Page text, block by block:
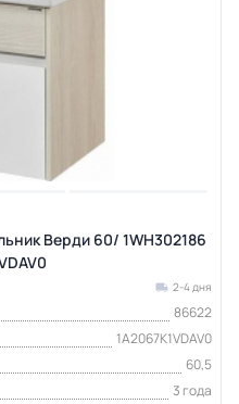
Верди 60/ 1WH302186
2-4 дня
86622
1A2067K1VDAV0
60,5
3 года